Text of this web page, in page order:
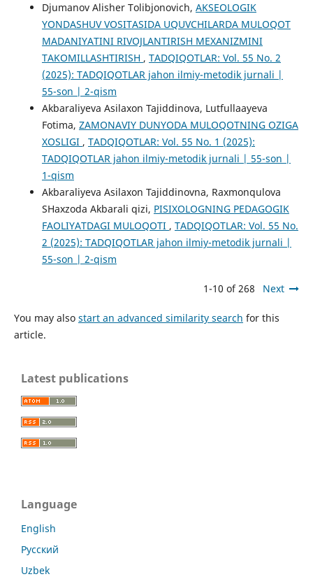
Djumanov Alisher Tolibjonovich, AKSEOLOGIK
YONDASHUV VOSITASIDA UQUVCHILARDA MULOQOT
MADANIYATINI RIVOJLANTIRISH MEXANIZMINI
TAKOMILLASHTIRISH , TADQIQOTLAR: Vol. 55 No. 2
(2025): TADQIQOTLAR jahon ilmiy-metodik jurnali |
55-son | 2-qism
Akbaraliyeva Asilaxon Tajiddinova, Lutfullaayeva
Fotima, ZAMONAVIY DUNYODA MULOQOTNING OZIGA
XOSLIGI , TADQIQOTLAR: Vol. 55 No. 1 (2025):
TADQIQOTLAR jahon ilmiy-metodik jurnali | 55-son |
1-qism
Akbaraliyeva Asilaxon Tajiddinovna, Raxmonqulova
SHaxzoda Akbarali qizi, PISIXOLOGNING PEDAGOGIK
FAOLIYATDAGI MULOQOTI , TADQIQOTLAR: Vol. 55 No.
2 (2025): TADQIQOTLAR jahon ilmiy-metodik jurnali |
55-son | 2-qism
1-10 of 268 Next
You may also start an advanced similarity search for this
article.
Latest publications
Language
English
Русский
Uzbek